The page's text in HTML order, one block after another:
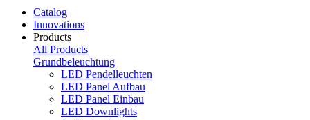
Catalog
Innovations
Products
All Products
Grundbeleuchtung
LED Pendelleuchten
LED Panel Aufbau
LED Panel Einbau
LED Downlights